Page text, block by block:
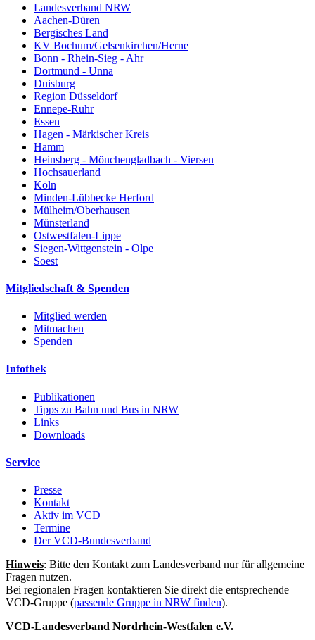
Landesverband NRW
Aachen-Düren
Bergisches Land
KV Bochum/Gelsenkirchen/Herne
Bonn - Rhein-Sieg - Ahr
Dortmund - Unna
Duisburg
Region Düsseldorf
Ennepe-Ruhr
Essen
Hagen - Märkischer Kreis
Hamm
Heinsberg - Mönchengladbach - Viersen
Hochsauerland
Köln
Minden-Lübbecke Herford
Mülheim/Oberhausen
Münsterland
Ostwestfalen-Lippe
Siegen-Wittgenstein - Olpe
Soest
Mitgliedschaft & Spenden
Mitglied werden
Mitmachen
Spenden
Infothek
Publikationen
Tipps zu Bahn und Bus in NRW
Links
Downloads
Service
Presse
Kontakt
Aktiv im VCD
Termine
Der VCD-Bundesverband
Hinweis: Bitte den Kontakt zum Landesverband nur für allgemeine
Fragen nutzen.
Bei regionalen Fragen kontaktieren Sie direkt die entsprechende
VCD-Gruppe (passende Gruppe in NRW finden).
VCD-Landesverband Nordrhein-Westfalen e.V.